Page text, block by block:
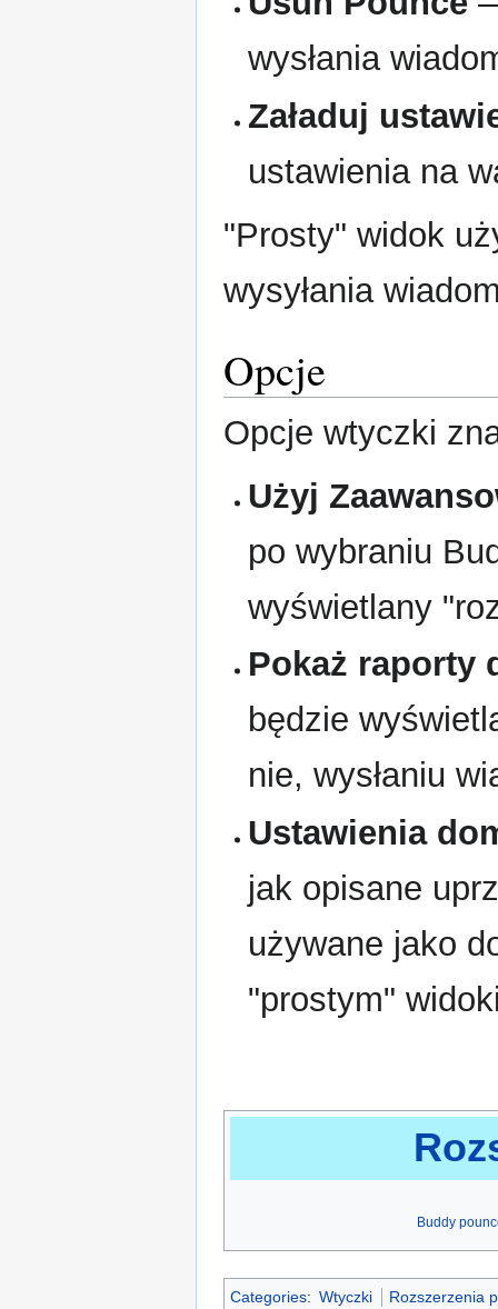
wysłania
Załaduj
ustawienia na
"Prosty" widok
wysyłania
Opcje
Opcje wtyczki
Użyj
po wybraniu
wyświetlany
Pokaż raporty
będzie
nie, wysłaniu
Ustawienia
jak opisane
używane jako
"prostym"
Buddy
Categories: Wtyczki Rozszerzenia